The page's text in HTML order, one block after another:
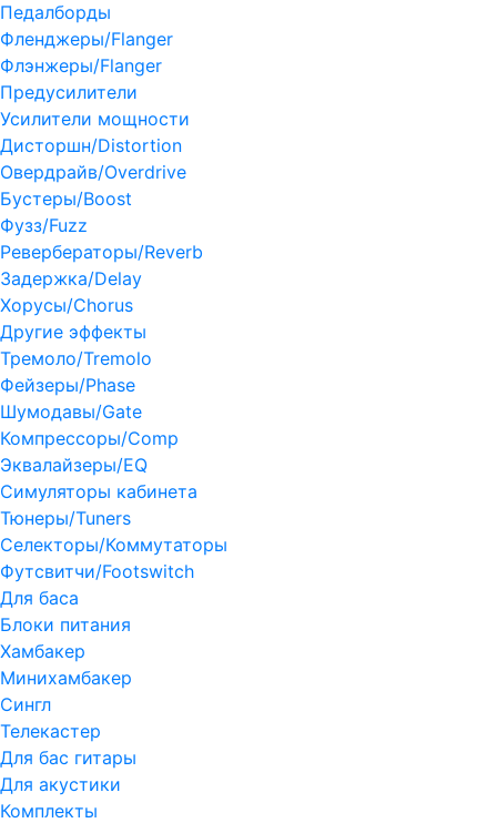
Педалборды
Фленджеры/Flanger
Флэнжеры/Flanger
Предусилители
Усилители мощности
Дисторшн/Distortion
Овердрайв/Overdrive
Бустеры/Boost
Фузз/Fuzz
Ревербераторы/Reverb
Задержка/Delay
Хорусы/Chorus
Другие эффекты
Тремоло/Tremolo
Фейзеры/Phase
Шумодавы/Gate
Компрессоры/Comp
Эквалайзеры/EQ
Симуляторы кабинета
Тюнеры/Tuners
Селекторы/Коммутаторы
Футсвитчи/Footswitch
Для баса
Блоки питания
Хамбакер
Минихамбакер
Сингл
Телекастер
Для бас гитары
Для акустики
Комплекты